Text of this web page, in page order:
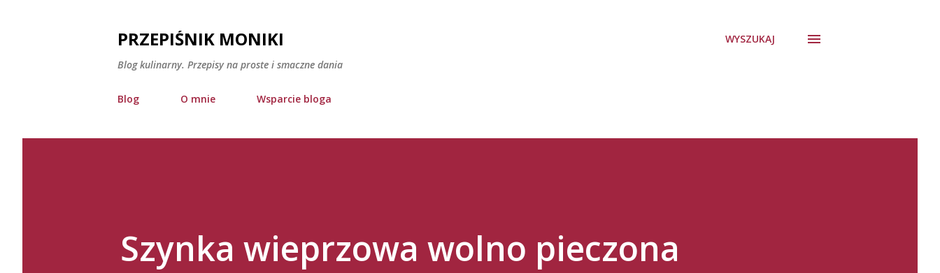
PRZEPIŚNIK MONIKI
Blog kulinarny. Przepisy na proste i smaczne dania
WYSZUKAJ
Blog O mnie Wsparcie bloga
Szynka wieprzowa wolno pieczona